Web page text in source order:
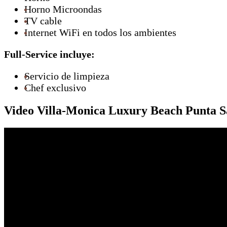
Horno Microondas
TV cable
Internet WiFi en todos los ambientes
Full-Service incluye:
Servicio de limpieza
Chef exclusivo
Video Villa-Monica Luxury Beach Punta